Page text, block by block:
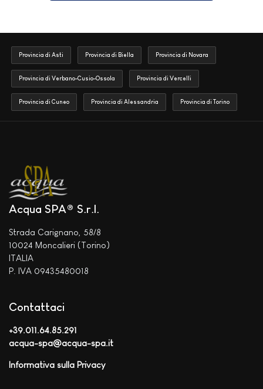
Provincia di Asti Provincia di Biella Provincia di Novara
Provincia di Verbano-Cusio-Ossola Provincia di Vercelli
Provincia di Cuneo Provincia di Alessandria Provincia di Torino
Acqua SPA® S.r.l.
Strada Carignano, 58/8
10024 Moncalieri (Torino)
ITALIA
P. IVA 09435480018
Contattaci
+39.011.64.85.291
acqua-spa@acqua-spa.it
Informativa sulla Privacy